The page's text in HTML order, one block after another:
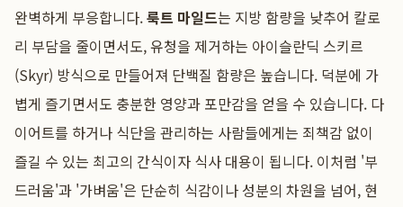
완벽하게 부응합니다.룩트 마일드는 지방 함량을 낮추어 칼로
리 부담을 줄이면서도, 유청을 제거하는 아이슬란딕 스키르
(Skyr) 방식으로 만들어져 단백질 함량은 높습니다. 덕분에 가
볍게 즐기면서도 충분한 영양과 포만감을 얻을 수 있습니다. 다
이어트를 하거나 식단을 관리하는 사람들에게는 죄책감 없이
즐길 수 있는 최고의 간식이자 식사 대용이 됩니다. 이처럼 '부
드러움'과 '가벼움'은 단순히 식감이나 성분의 차원을 넘어, 현